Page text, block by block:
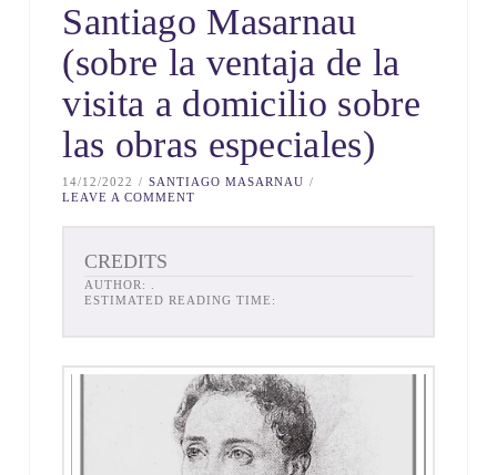
Santiago Masarnau
(sobre la ventaja de la
visita a domicilio sobre
las obras especiales)
14/12/2022
SANTIAGO MASARNAU
LEAVE A COMMENT
CREDITS
AUTHOR:
ESTIMATED READING TIME: